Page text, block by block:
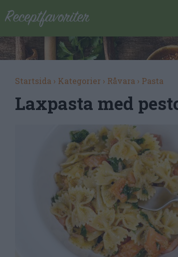
Startsida › Kategorier › Råvara › Pasta
Laxpasta med